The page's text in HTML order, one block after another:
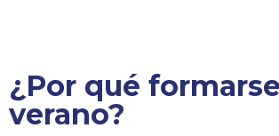
¿Por qué
verano?